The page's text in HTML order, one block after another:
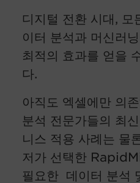
디지털 전환 시대, 모
이터 분석과 머신러
최적의 효과를 얻을
다.
아직도 엑셀에만 의
분석 전문가들의 최
니스 적용 사례는 물
저가 선택한
필요한 데이터 분석